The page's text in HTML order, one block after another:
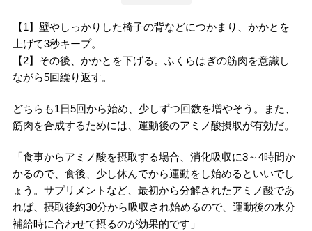
【1】壁やしっかりした椅子の背などにつかまり、かかとを
上げて3秒キープ。
【2】その後、かかとを下げる。ふくらはぎの筋肉を意識し
ながら5回繰り返す。
どちらも1日5回から始め、少しずつ回数を増やそう。また、
筋肉を合成するためには、運動後のアミノ酸摂取が有効だ。
「食事からアミノ酸を摂取する場合、消化吸収に3～4時間か
かるので、食後、少し休んでから運動をし始めるといいでし
ょう。サプリメントなど、最初から分解されたアミノ酸であ
れば、摂取後約30分から吸収され始めるので、運動後の水分
補給時に合わせて摂るのが効果的です」